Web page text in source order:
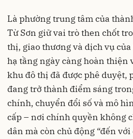
Là phường trung tâm của
Từ Sơn giữ vai trò then chốt
thị, giao thương và dịch vụ
hạ tầng ngày càng hoàn thiện
khu đô thị đã được phê duyệt,
đang trở thành điểm sáng
chính, chuyển đổi số và mô
cấp – nơi chính quyền không
dân mà còn chủ động “đến